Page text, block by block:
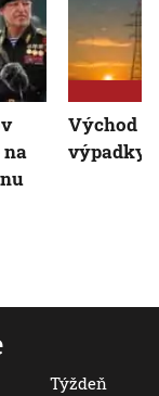
Týždeň
na
Východ
výpadky